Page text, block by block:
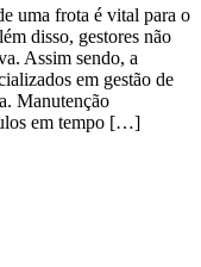
uma frota é vital para o
disso, gestores não
Assim sendo, a
em gestão de
Manutenção
em tempo […]